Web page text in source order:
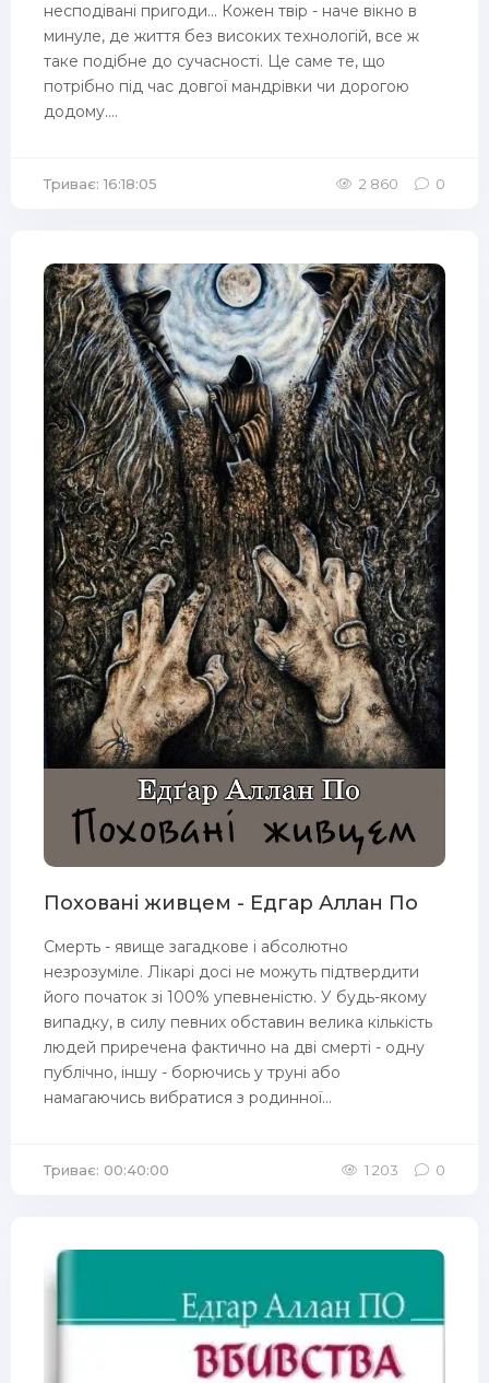
несподівані пригоди... Кожен твір - наче вікно в
минуле, де життя без високих технологій, все ж
таке подібне до сучасності. Це саме те, що
потрібно під час довгої мандрівки чи дорогою
додому....
Триває: 16:18:05 2 860 0
Поховані живцем - Едгар Аллан По
Смерть - явище загадкове і абсолютно
незрозуміле. Лікарі досі не можуть підтвердити
його початок зі 100% упевненістю. У будь-якому
випадку, в силу певних обставин велика кількість
людей приречена фактично на дві смерті - одну
публічно, іншу - борючись у труні або
намагаючись вибратися з родинної...
Триває: 00:40:00 1 203 0